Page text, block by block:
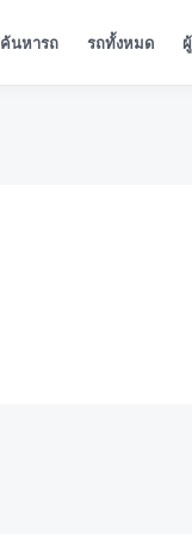
ค้นหารถ รถทั้งหมด